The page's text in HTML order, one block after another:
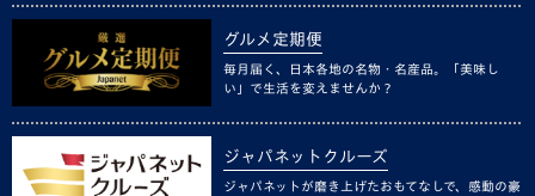
グルメ定期便
毎月届く、日本各地の名物・名産品。「美味し
い」で生活を変えませんか？
ジャパネットクルーズ
ジャパネットが磨き上げたおもてなしで、感動の豪